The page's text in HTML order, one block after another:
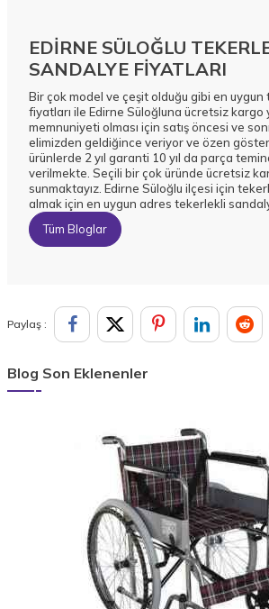
EDİRNE SÜLOĞLU
SANDALYE FİYATLARI
Bir çok model ve çeşit olduğu gibi en
fiyatları ile Edirne Süloğluna ücretsiz kargo
memnuniyeti olması için satış öncesi ve
elimizden geldiğince veriyor ve özen
ürünlerde 2 yıl garanti 10 yıl da parça
verilmekte. Seçili bir çok üründe ücretsiz
sunmaktayız. Edirne Süloğlu ilçesi için
almak için en uygun adres tekerlekli
Tüm Bloglar
Paylaş :
Blog Son Eklenenler